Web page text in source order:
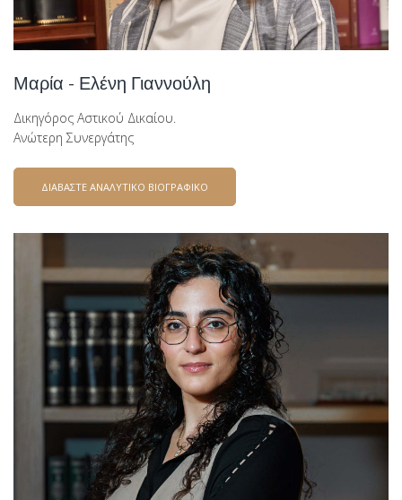
Μαρία - Ελένη Γιαννούλη
Δικηγόρος Αστικού Δικαίου.
Ανώτερη Συνεργάτης
ΔΙΑΒΑΣΤΕ ΑΝΑΛΥΤΙΚΟ ΒΙΟΓΡΑΦΙΚΟ